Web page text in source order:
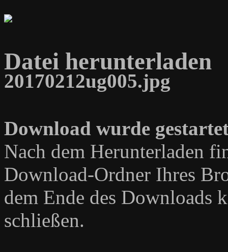
Datei herunterladen
20170212ug005.jpg
Download wurde
Nach dem Herunterladen
Download-Ordner Ihres
dem Ende des Downloads
schließen.